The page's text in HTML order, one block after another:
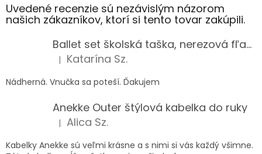
Uvedené recenzie sú nezávislým názorom
našich zákazníkov, ktorí si tento tovar zakúpili.
Ballet set školská taška, nerezová fľaša a plný peračník s motívom baletky pre dievča
Hodnotenie produktu je 5 z 5 hviezdičiek.
| Katarína Sz.
Nádherná. Vnučka sa poteší. Ďakujem
Anekke Outer štýlová kabelka do ruky
Hodnotenie produktu je 5 z 5 hviezdičiek.
| Alica Sz.
Kabelky Anekke sú veľmi krásne a s nimi si vás každý všimne.